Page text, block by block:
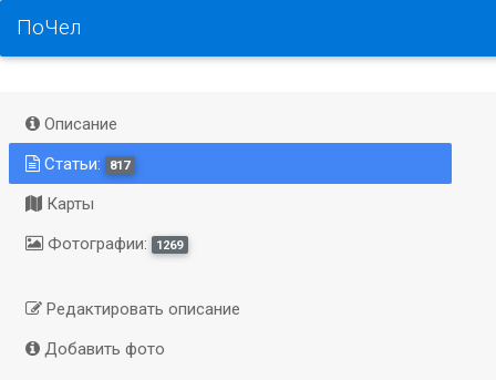
ПоЧел
Описание
Статьи:
817
Карты
Фотографии:
1269
Редактировать описание
Добавить фото